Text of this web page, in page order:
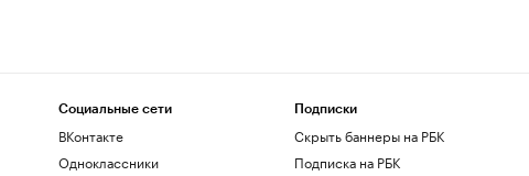
Социальные сети
ВКонтакте
Одноклассники
Подписки
Скрыть баннеры на РБК
Подписка на РБК